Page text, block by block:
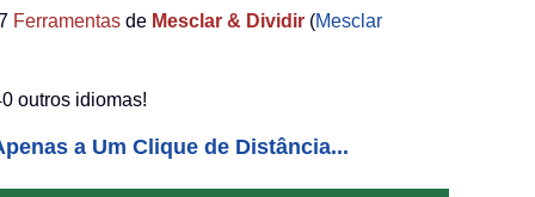
Ferramentas de Mesclar & Dividir (Mesclar
outros idiomas!
a Um Clique de Distância...